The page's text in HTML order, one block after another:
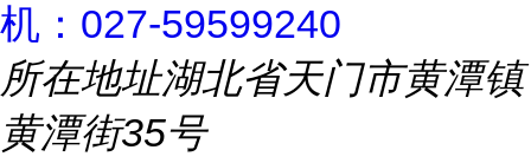
机：027-59599240
所在地址湖北省天门市黄潭镇
黄潭街35号